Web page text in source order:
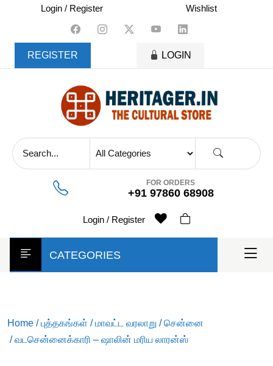
content
Login / Register Wishlist
REGISTER LOGIN
FOR ORDERS
+91 97860 68908
Login / Register
CATEGORIES
Home /புத்தகங்கள் /மாவட்ட வரலாறு /சென்னை
/ வடசென்னைக்காரி – ஷாலின் மரிய லாரன்ஸ்